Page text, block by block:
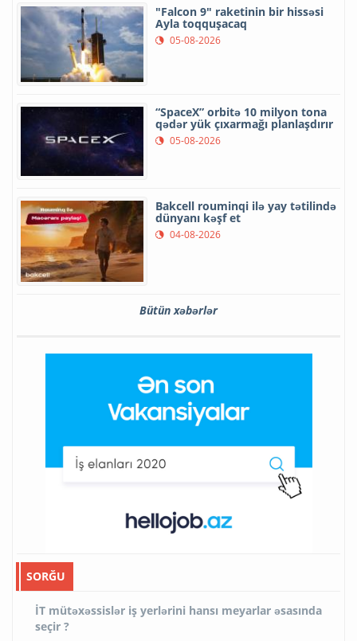
"Falcon 9" raketinin bir hissəsi
Ayla toqquşacaq
05-08-2026
“SpaceX” orbitə 10 milyon tona
qədər yük çıxarmağı planlaşdırır
05-08-2026
Bakcell rouminqi ilə yay tətilində
dünyanı kəşf et
04-08-2026
Bütün xəbərlər
SORĞU
İT mütəxəssislər iş yerlərini hansı meyarlar əsasında
seçir ?